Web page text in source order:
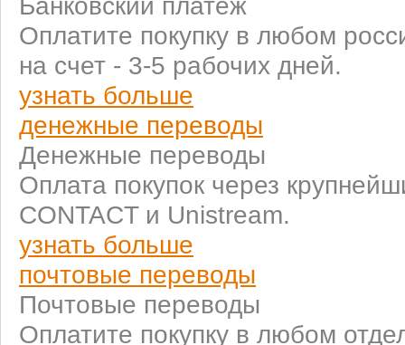
Оплатите покупку в любом
на счет - 3-5 рабочих дней.
узнать больше
денежные переводы
Денежные переводы
Оплата покупок через
CONTACT и Unistream.
узнать больше
почтовые переводы
Почтовые переводы
Оплатите покупку в любом